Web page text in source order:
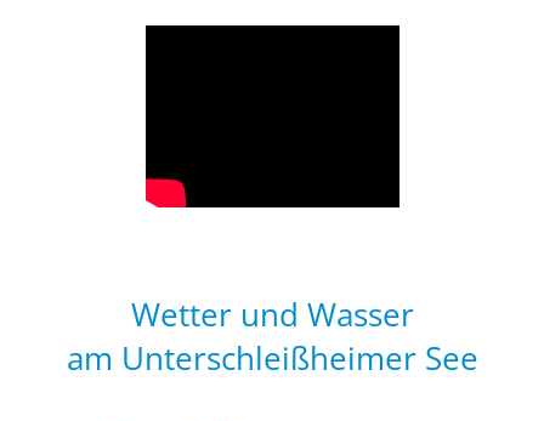
Wetter und Wasser
am Unterschleißheimer See